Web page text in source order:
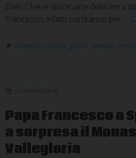
Dalle Chiese diocesane della terra
Francesco, infatti, partiranno per …
Francesco Giornata giovani mondiale
13 GENNAIO 2019
Papa Francesco a
a sorpresa il
Vallegloria